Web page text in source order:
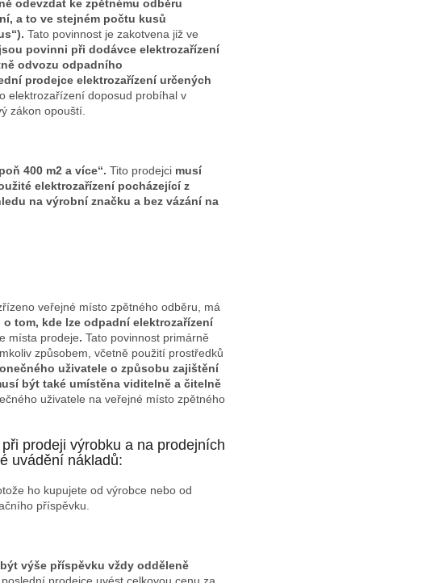
odevzdat ke zpětnému odběru
a to ve stejném počtu kusů
Tato povinnost je zakotvena již ve
povinni při dodávce elektrozařízení
odvozu odpadního
prodejce elektrozařízení určených
elektrozařízení doposud probíhal v
zákon opouští.
400 m2 a více“. Tito prodejci musí
elektrozařízení pocházející z
na výrobní značku a bez vázání na
veřejné místo zpětného odběru, má
tom, kde lze odpadní elektrozařízení
místa prodeje. Tato povinnost primárně
způsobem, včetně použití prostředků
uživatele o způsobu zajištění
být také umístěna viditelně a čitelně
uživatele na veřejné místo zpětného
prodeji výrobku a na prodejních
uvádění nákladů:
ho kupujete od výrobce nebo od
příspěvku.
výše příspěvku vždy odděleně